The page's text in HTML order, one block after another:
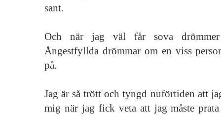
sant.
Och när jag väl får sova drömmer
Ångestfyllda drömmar om en viss
på.
Jag är så trött och tyngd nuförtiden att
mig när jag fick veta att jag måste